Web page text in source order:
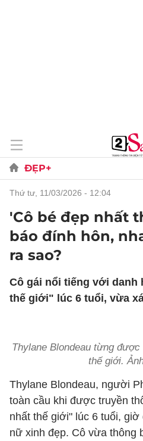
ĐẸP+
thứ tư, 11/03/2026 - 12:04
'Cô bé đẹp nhất
báo đính hôn,
ra sao?
Cô gái nổi tiếng với danh
thế giới" lúc 6 tuổi, vừa
Thylane Blondeau từng
thế giới.
Thylane Blondeau, người
toàn cầu khi được truyền
nhất thế giới" lúc 6 tuổi,
nữ xinh đẹp. Cô vừa thông